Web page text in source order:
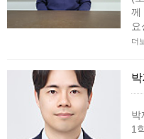
께
더
박
1